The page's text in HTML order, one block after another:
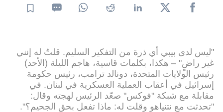
"ليس لدى بيبي أي ذرة من التفكير السليم. قلتُ له إنني
غير راضٍ" – هكذا، بكلمات قاسية، هاجم الليلة (الأحد)
رئيس الولايات المتحدة، دونالد ترامب، رئيس حكومة
إسرائيل في أعقاب العملية العسكرية في لبنان. في
مقابلة مع شبكة "فوكس" صعّد الرئيس لهجته وقال:
"تحدثت مع نتنياهو وقلت له: ماذا تفعل بحق الجحيم؟".